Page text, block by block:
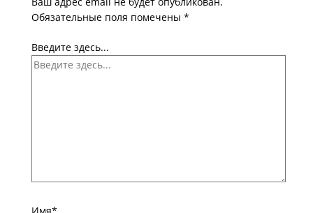
Обязательные поля помечены *
Введите здесь...